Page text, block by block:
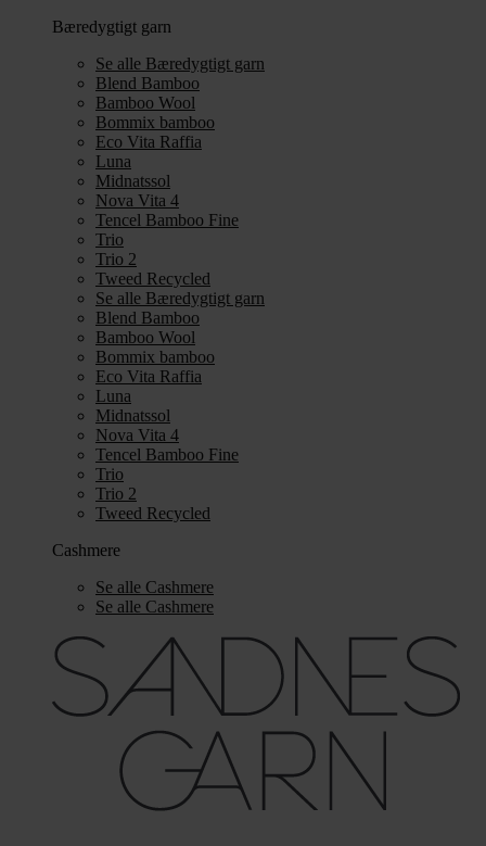
Bæredygtigt garn
Se alle Bæredygtigt garn
Blend Bamboo
Bamboo Wool
Bommix bamboo
Eco Vita Raffia
Luna
Midnatssol
Nova Vita 4
Tencel Bamboo Fine
Trio
Trio 2
Tweed Recycled
Se alle Bæredygtigt garn
Blend Bamboo
Bamboo Wool
Bommix bamboo
Eco Vita Raffia
Luna
Midnatssol
Nova Vita 4
Tencel Bamboo Fine
Trio
Trio 2
Tweed Recycled
Cashmere
Se alle Cashmere
Se alle Cashmere